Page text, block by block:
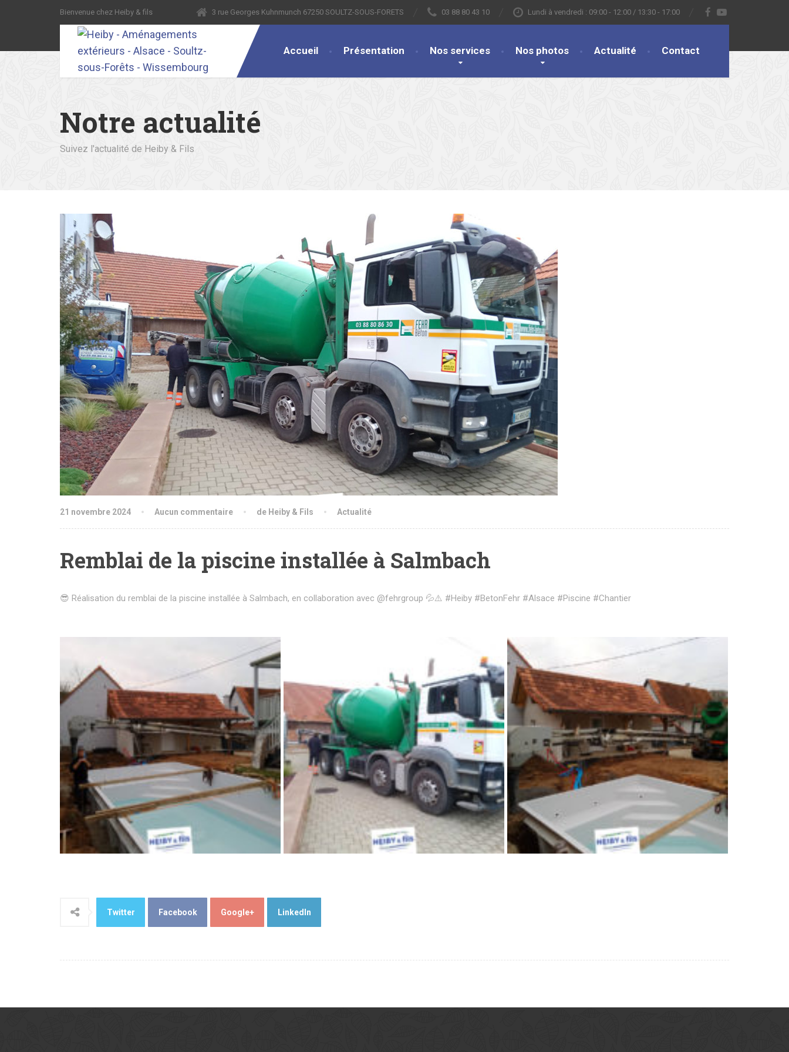
Bienvenue chez Heiby & fils 3 rue Georges Kuhnmunch 67250 SOULTZ-SOUS-FORETS 03 88 80 43 10 Lundi à vendredi : 09:00 - 12:00 / 13:30 - 17:00
Accueil Présentation Nos services Nos photos Actualité Contact
Notre actualité
Suivez l'actualité de Heiby & Fils
21 novembre 2024 Aucun commentaire de Heiby & Fils Actualité
Remblai de la piscine installée à Salmbach
😎 Réalisation du remblai de la piscine installée à Salmbach, en collaboration avec @fehrgroup 💦⚠️ #Heiby #BetonFehr #Alsace #Piscine #Chantier
Twitter Facebook Google+ LinkedIn